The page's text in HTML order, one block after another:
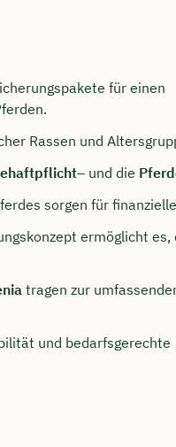
für einen
Rassen und
– und die
sorgen für
ermöglicht
tragen zur
und bedarfsgerechte
Jonas